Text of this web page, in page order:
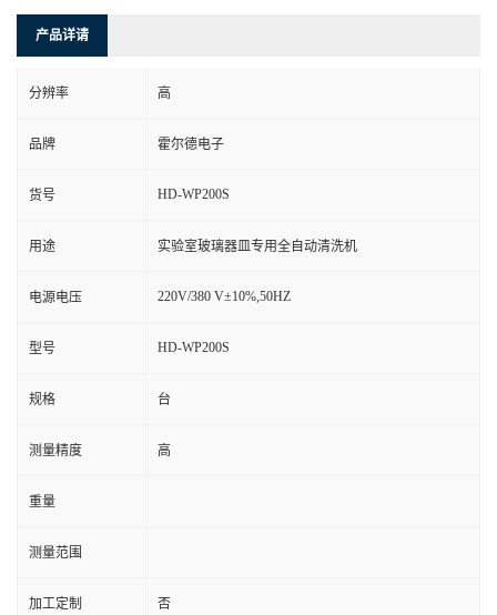
产品详请
分辨率 高
品牌 霍尔德电子
货号 HD-WP200S
用途 实验室玻璃器皿专用全自动清洗机
电源电压 220V/380 V±10%,50HZ
型号 HD-WP200S
规格 台
测量精度 高
重量
测量范围
加工定制 否